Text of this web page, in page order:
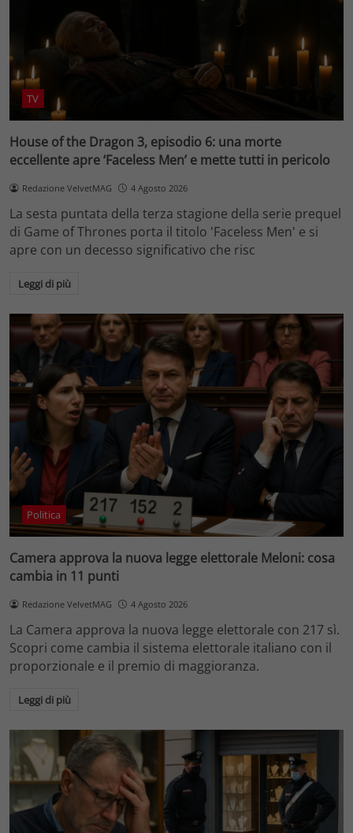
TV
House of the Dragon 3, episodio 6: una morte
eccellente apre ‘Faceless Men’ e mette tutti in pericolo
Redazione VelvetMAG 4 Agosto 2026
La sesta puntata della terza stagione della serie prequel
di Game of Thrones porta il titolo 'Faceless Men' e si
apre con un decesso significativo che risc
Leggi di più
Politica
Camera approva la nuova legge elettorale Meloni: cosa
cambia in 11 punti
Redazione VelvetMAG 4 Agosto 2026
La Camera approva la nuova legge elettorale con 217 sì.
Scopri come cambia il sistema elettorale italiano con il
proporzionale e il premio di maggioranza.
Leggi di più